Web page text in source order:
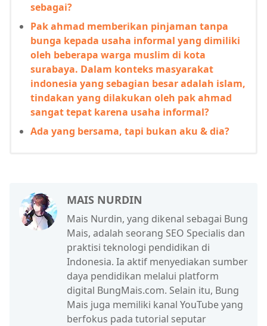
sebagai?
Pak ahmad memberikan pinjaman tanpa
bunga kepada usaha informal yang dimiliki
oleh beberapa warga muslim di kota
surabaya. Dalam konteks masyarakat
indonesia yang sebagian besar adalah islam,
tindakan yang dilakukan oleh pak ahmad
sangat tepat karena usaha informal?
Ada yang bersama, tapi bukan aku & dia?
MAIS NURDIN
Mais Nurdin, yang dikenal sebagai Bung
Mais, adalah seorang SEO Specialis dan
praktisi teknologi pendidikan di
Indonesia. Ia aktif menyediakan sumber
daya pendidikan melalui platform
digital BungMais.com. Selain itu, Bung
Mais juga memiliki kanal YouTube yang
berfokus pada tutorial seputar